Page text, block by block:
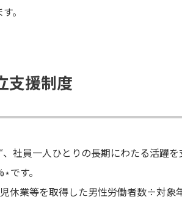
。
支援制度
社員一人ひとりの長期にわたる活躍
です。
休業等を取得した男性労働者数÷対象